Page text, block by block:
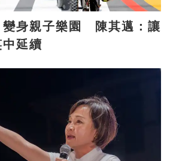
變身親子樂園 陳其邁：讓
延續